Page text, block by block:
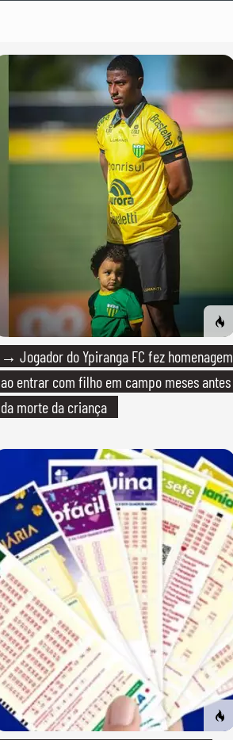
→ Jogador do Ypiranga FC fez homenagem
ao entrar com filho em campo meses antes
da morte da criança